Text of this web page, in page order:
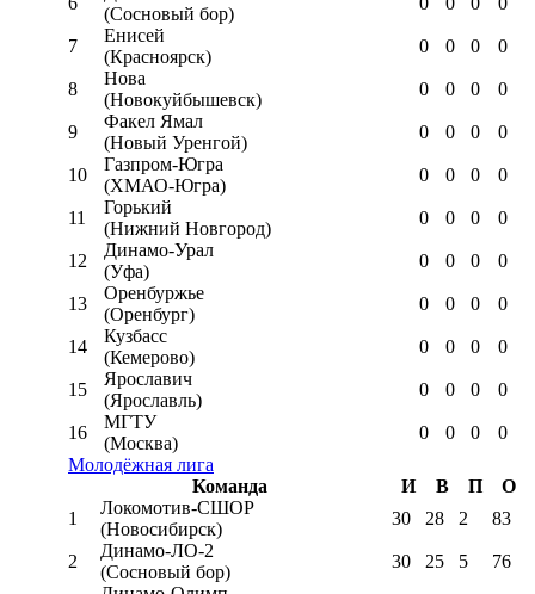
(Сосновый бор)
7
Енисей
(Красноярск)
0 0 0 0
8
Нова
(Новокуйбышевск)
0 0 0 0
9
Факел Ямал
(Новый Уренгой)
0 0 0 0
10
Газпром-Югра
(ХМАО-Югра)
0 0 0 0
11
Горький
(Нижний Новгород)
0 0 0 0
12
Динамо-Урал
(Уфа)
0 0 0 0
13
Оренбуржье
(Оренбург)
0 0 0 0
14
Кузбасс
(Кемерово)
0 0 0 0
15
Ярославич
(Ярославль)
0 0 0 0
16
МГТУ
(Москва)
0 0 0
0
Молодёжная лига
Команда
И В П
О
1
Локомотив-CШОР
(Новосибирск)
30 28 2 83
2
Динамо-ЛО-2
(Сосновый бор)
30 25 5 76